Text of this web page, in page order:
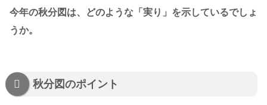
今年の秋分図は、どのような「実り」を示しているでしょ
うか。
秋分図のポイント